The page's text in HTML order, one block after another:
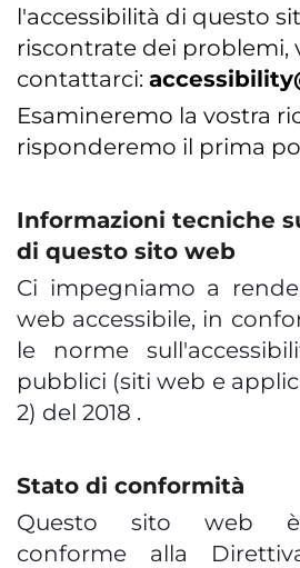
l'accessibilità di questo
riscontrate dei problemi,
contattarci:
Esamineremo la vostra
risponderemo il prima
Informazioni tecniche
di questo sito web
Ci impegniamo a
web accessibile, in
le norme
pubblici (siti web e
2) del 2018 .
Stato di conformità
Questo sito web è
conforme
alla